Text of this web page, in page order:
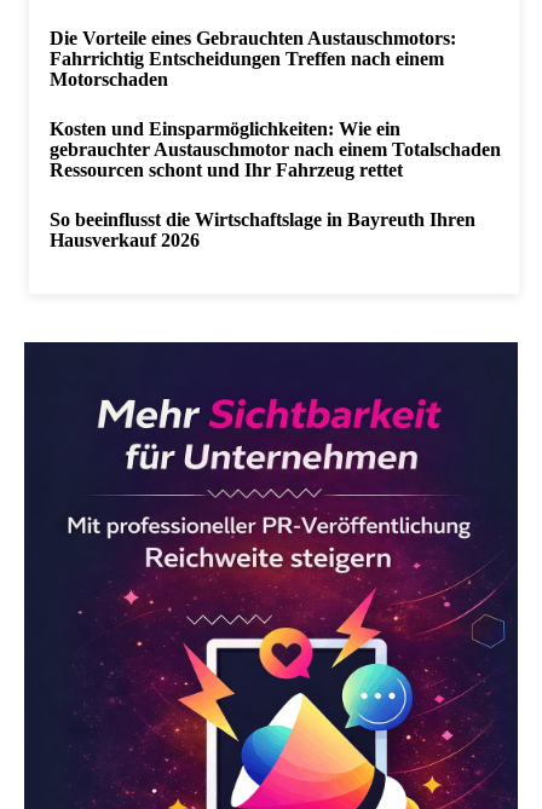
Die Vorteile eines Gebrauchten Austauschmotors:
Fahrrichtig Entscheidungen Treffen nach einem
Motorschaden
Kosten und Einsparmöglichkeiten: Wie ein
gebrauchter Austauschmotor nach einem Totalschaden
Ressourcen schont und Ihr Fahrzeug rettet
So beeinflusst die Wirtschaftslage in Bayreuth Ihren
Hausverkauf 2026